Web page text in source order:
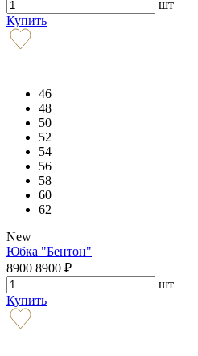
шт
Купить
46
48
50
52
54
56
58
60
62
New
Юбка "Бентон"
8900 8900 ₽
шт
Купить